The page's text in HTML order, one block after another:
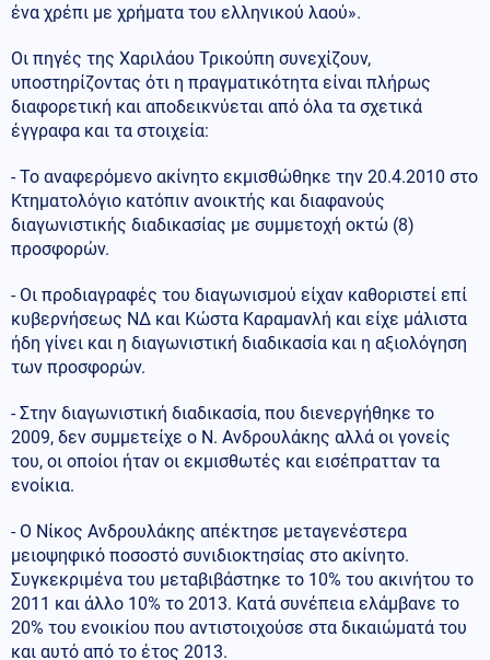
ένα χρέπι με χρήματα του ελληνικού λαού».
Οι πηγές της Χαριλάου Τρικούπη συνεχίζουν,
υποστηρίζοντας ότι η πραγματικότητα είναι πλήρως
διαφορετική και αποδεικνύεται από όλα τα σχετικά
έγγραφα και τα στοιχεία:
- Το αναφερόμενο ακίνητο εκμισθώθηκε την 20.4.2010 στο
Κτηματολόγιο κατόπιν ανοικτής και διαφανούς
διαγωνιστικής διαδικασίας με συμμετοχή οκτώ (8)
προσφορών.
- Οι προδιαγραφές του διαγωνισμού είχαν καθοριστεί επί
κυβερνήσεως ΝΔ και Κώστα Καραμανλή και είχε μάλιστα
ήδη γίνει και η διαγωνιστική διαδικασία και η αξιολόγηση
των προσφορών.
- Στην διαγωνιστική διαδικασία, που διενεργήθηκε το
2009, δεν συμμετείχε ο Ν. Ανδρουλάκης αλλά οι γονείς
του, οι οποίοι ήταν οι εκμισθωτές και εισέπρατταν τα
ενοίκια.
- Ο Νίκος Ανδρουλάκης απέκτησε μεταγενέστερα
μειοψηφικό ποσοστό συνιδιοκτησίας στο ακίνητο.
Συγκεκριμένα του μεταβιβάστηκε το 10% του ακινήτου το
2011 και άλλο 10% το 2013. Κατά συνέπεια ελάμβανε το
20% του ενοικίου που αντιστοιχούσε στα δικαιώματά του
και αυτό από το έτος 2013.